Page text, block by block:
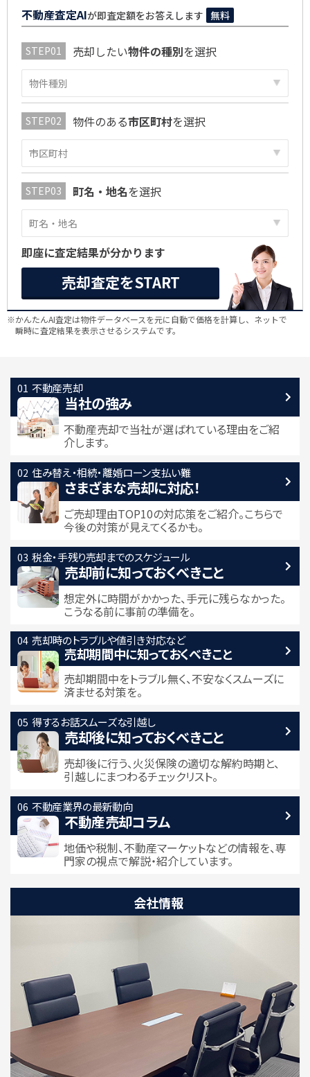
不動産査定AIが即査定額をお答えします 無料
売却したい物件の種別を選択
物件のある市区町村を選択
町名・地名を選択
即座に査定結果が分かります
売却査定をSTART
※かんたんAI査定は物件データベースを元に自動で価格を計算し、ネットで
瞬時に査定結果を表示させるシステムです。
不動産売却
当社の強み
不動産売却で当社が選ばれている理由をご紹
介します。
住み替え・相続・離婚ローン支払い難
さまざまな売却に対応！
ご売却理由TOP10の対応策をご紹介。こちらで
今後の対策が見えてくるかも。
税金・手残り売却までのスケジュール
売却前に知っておくべきこと
想定外に時間がかかった、手元に残らなかった。
こうなる前に事前の準備を。
売却時のトラブルや値引き対応など
売却期間中に知っておくべきこと
売却期間中をトラブル無く、不安なくスムーズに
済ませる対策を。
得するお話スムーズな引越し
売却後に知っておくべきこと
売却後に行う、火災保険の適切な解約時期と、
引越しにまつわるチェックリスト。
不動産業界の最新動向
不動産売却コラム
地価や税制、不動産マーケットなどの情報を、専
門家の視点で解説・紹介しています。
会社情報